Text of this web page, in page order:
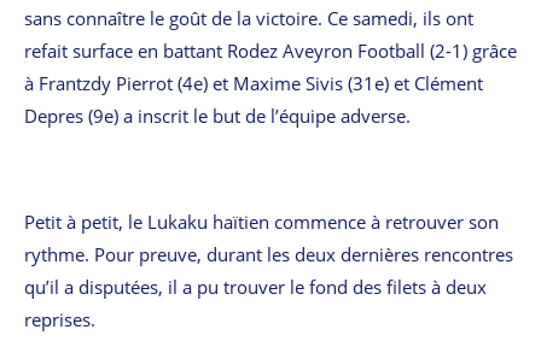
sans connaître le goût de la victoire. Ce samedi, ils ont
refait surface en battant Rodez Aveyron Football (2-1) grâce
à Frantzdy Pierrot (4e) et Maxime Sivis (31e) et Clément
Depres (9e) a inscrit le but de l’équipe adverse.
Petit à petit, le Lukaku haïtien commence à retrouver son
rythme. Pour preuve, durant les deux dernières rencontres
qu’il a disputées, il a pu trouver le fond des filets à deux
reprises.